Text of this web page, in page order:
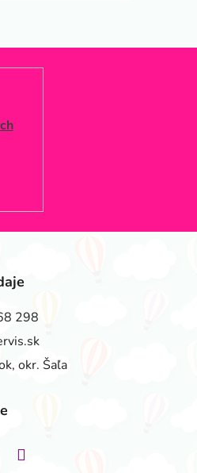
298
okr. Šaľa